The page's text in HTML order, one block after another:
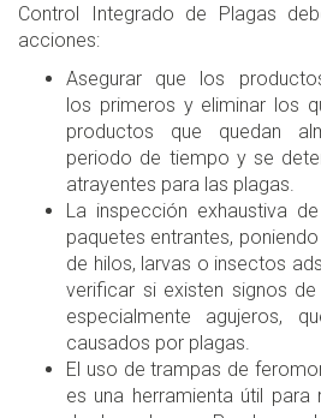
Control Integrado de Plagas
acciones:
Asegurar que los
los primeros y eliminar los
productos que quedan
periodo de tiempo y se
atrayentes para las plagas.
La inspección exhaustiva
paquetes entrantes,
de hilos, larvas o insectos
verificar si existen signos
especialmente agujeros,
causados por plagas.
El uso de trampas de
es una herramienta útil